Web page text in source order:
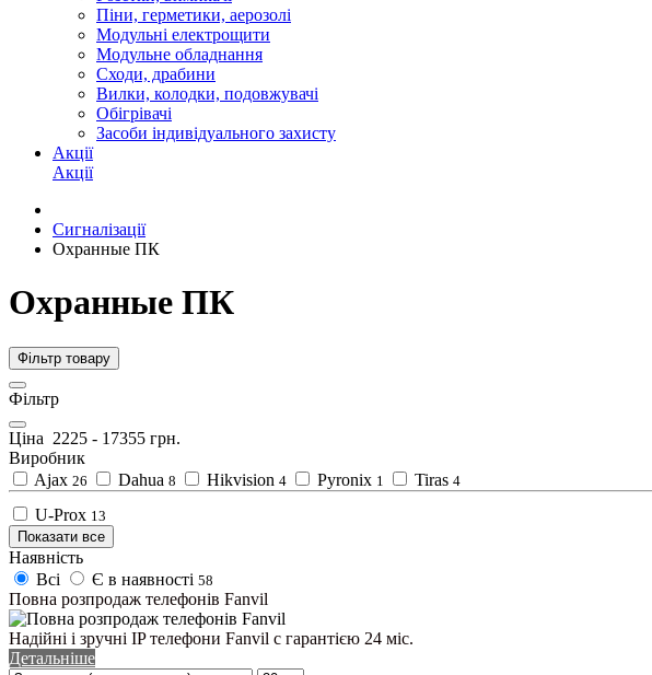
Піни, герметики, аерозолі
Модульні електрощити
Модульне обладнання
Сходи, драбини
Вилки, колодки, подовжувачі
Обігрівачі
Засоби індивідуального захисту
Акції
Акції
Сигналізації
Охранные ПК
Охранные ПК
Фільтр товару
Фільтр
Ціна 2225 - 17355 грн.
Виробник
Ajax 26 Dahua 8 Hikvision 4 Pyronix 1 Tiras 4
U-Prox 13
Показати все
Наявність
Всі
Є в наявності 58
Повна розпродаж телефонів Fanvil
Надійні і зручні IP телефони Fanvil c гарантією 24 міс.
Детальніше